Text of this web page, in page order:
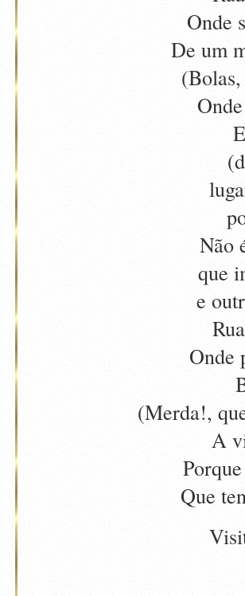
Onde
De um
Não
que
e
Onde
(Merda!,
A
Que